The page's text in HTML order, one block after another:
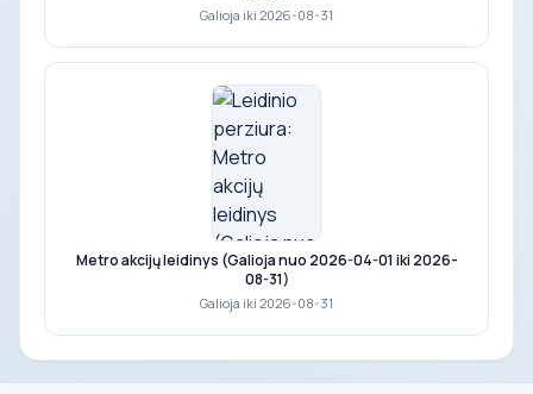
Galioja iki 2026-08-31
Metro akcijų leidinys (Galioja nuo 2026-04-01 iki 2026-
08-31)
Galioja iki 2026-08-31